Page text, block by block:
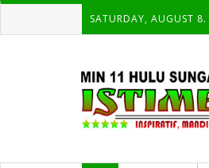
SATURDAY, AUGUST 8.